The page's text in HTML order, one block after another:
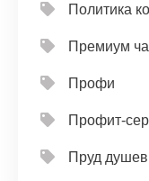
Политика
Премиум
Профи
Профит-
Пруд